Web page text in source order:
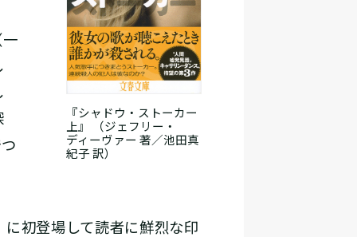
『シャドウ・ストーカー
上』 （ジェフリー・
ディーヴァー 著／池田真
紀子 訳）
に初登場して読者に鮮烈な印